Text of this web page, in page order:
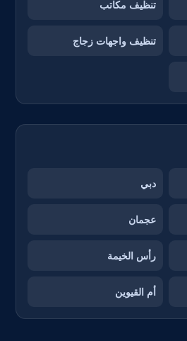
تنظيف مكاتب
تنظيف واجهات زجاج
دبي
عجمان
رأس الخيمة
أم القيوين